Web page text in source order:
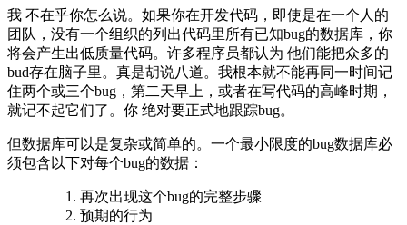
我 不在乎你怎么说。如果你在开发代码，即使是在一个人的
团队，没有一个组织的列出代码里所有已知bug的数据库，你
将会产生出低质量代码。许多程序员都认为 他们能把众多的
bud存在脑子里。真是胡说八道。我根本就不能再同一时间记
住两个或三个bug，第二天早上，或者在写代码的高峰时期，
就记不起它们了。你 绝对要正式地跟踪bug。
但数据库可以是复杂或简单的。一个最小限度的bug数据库必
须包含以下对每个bug的数据：
再次出现这个bug的完整步骤
预期的行为